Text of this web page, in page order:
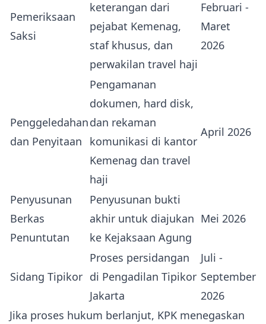
Pemeriksaan
Saksi
keterangan dari
pejabat Kemenag,
staf khusus, dan
perwakilan travel haji
Februari -
Maret
2026
Penggeledahan
dan Penyitaan
Pengamanan
dokumen, hard disk,
dan rekaman
komunikasi di kantor
Kemenag dan travel
haji
April 2026
Penyusunan
Berkas
Penuntutan
Penyusunan bukti
akhir untuk diajukan
ke Kejaksaan Agung
Mei 2026
Sidang Tipikor
Proses persidangan
di Pengadilan Tipikor
Jakarta
Juli -
September
2026
Jika proses hukum berlanjut, KPK menegaskan